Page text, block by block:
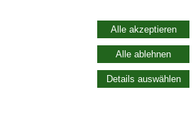
Alle akzeptieren
Alle ablehnen
Details auswählen
Vertrag widerrufen
Datenschutzerklärung
Zahlung und Versand
Batterieentsorgung
Widerruf Cookie-Einwilligung